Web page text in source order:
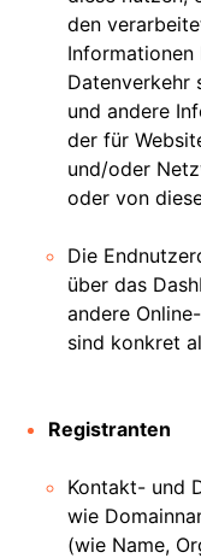
den
Datenverkehr
und andere
der für
und/oder
oder von
Die
über das
andere
sind konkret
Registranten
Kontakt- und
wie
(wie Name,